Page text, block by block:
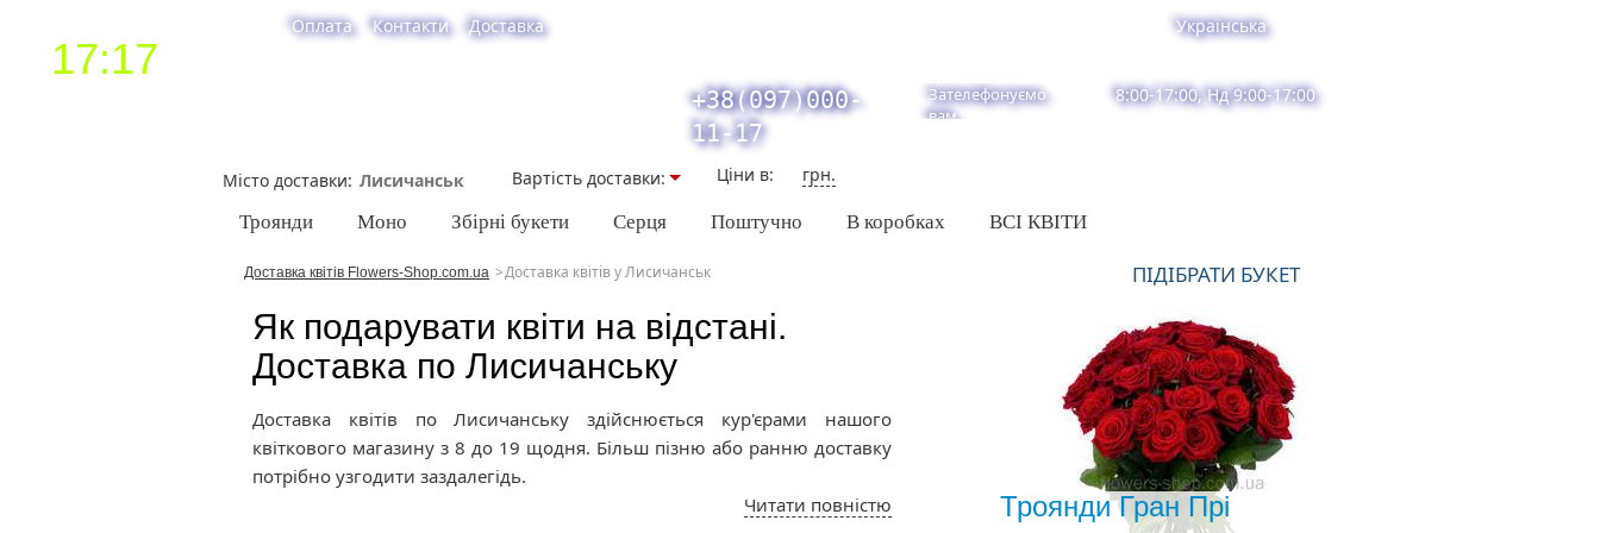
17:17
Оплата Контакти Доставка Українська
+38(097)000-
11-17
Зателефонуємо
вам
8:00-17:00, Нд 9:00-17:00
Місто доставки Вартiсть доставки: Ціни в: грн.
Троянди Моно Збірні букети Серця Поштучно В коробках ВСІ КВІТИ
ПІДІБРАТИ БУКЕТ
Доставка квітів Flowers-Shop.com.ua Доставка квітів у Лисичанськ
Як подарувати квіти на відстані.
Доставка по Лисичанську
Доставка квітів по Лисичанську здійснюється кур'єрами нашого
квіткового магазину з 8 до 19 щодня. Більш пізню або ранню доставку
потрібно узгодити заздалегідь.
На вітрині нашого магазину представлені:
Читати повністю Троянди Гран Прі